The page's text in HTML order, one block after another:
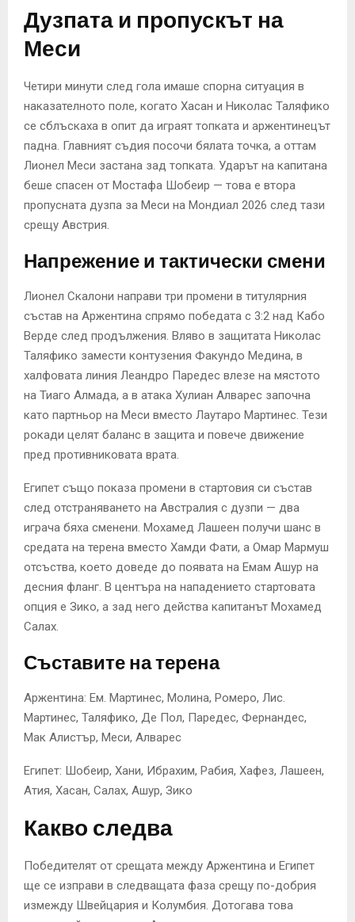
Дузпата и пропускът на
Меси
Четири минути след гола имаше спорна ситуация в
наказателното поле, когато Хасан и Николас Таляфико
се сблъскаха в опит да играят топката и аржентинецът
падна. Главният съдия посочи бялата точка, а оттам
Лионел Меси застана зад топката. Ударът на капитана
беше спасен от Мостафа Шобеир — това е втора
пропусната дузпа за Меси на Мондиал 2026 след тази
срещу Австрия.
Напрежение и тактически смени
Лионел Скалони направи три промени в титулярния
състав на Аржентина спрямо победата с 3:2 над Кабо
Верде след продължения. Вляво в защитата Николас
Таляфико замести контузения Факундо Медина, в
халфовата линия Леандро Паредес влезе на мястото
на Тиаго Алмада, а в атака Хулиан Алварес започна
като партньор на Меси вместо Лаутаро Мартинес. Тези
рокади целят баланс в защита и повече движение
пред противниковата врата.
Египет също показа промени в стартовия си състав
след отстраняването на Австралия с дузпи — два
играча бяха сменени. Мохамед Лашеен получи шанс в
средата на терена вместо Хамди Фати, а Омар Мармуш
отсъства, което доведе до появата на Емам Ашур на
десния фланг. В центъра на нападението стартовата
опция е Зико, а зад него действа капитанът Мохамед
Салах.
Съставите на терена
Аржентина: Ем. Мартинес, Молина, Ромеро, Лис.
Мартинес, Таляфико, Де Пол, Паредес, Фернандес,
Мак Алистър, Меси, Алварес
Египет: Шобеир, Хани, Ибрахим, Рабия, Хафез, Лашеен,
Атия, Хасан, Салах, Ашур, Зико
Какво следва
Победителят от срещата между Аржентина и Египет
ще се изправи в следващата фаза срещу по-добрия
измежду Швейцария и Колумбия. Дотогава това